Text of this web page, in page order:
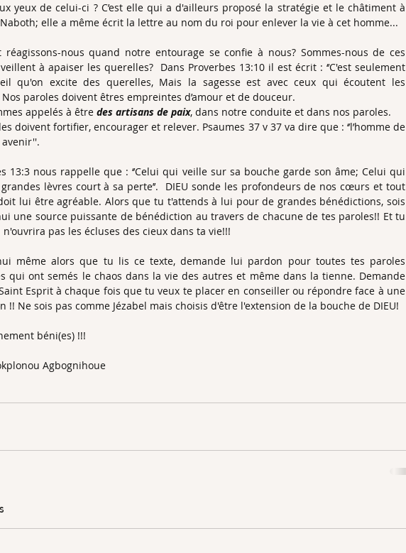
yeux de celui-ci ? C’est elle qui a d'ailleurs proposé la stratégie et le châtiment à
elle a même écrit la lettre au nom du roi pour enlever la vie à cet homme...
réagissons-nous quand notre entourage se confie à nous? Sommes-nous de ces
à apaiser les querelles?  Dans Proverbes 13:10 il est écrit : ‘’C'est seulement
qu'on excite des querelles, Mais la sagesse est avec ceux qui écoutent les
Nos paroles doivent êtres empreintes d’amour et de douceur.
appelés à être des artisans de paix, dans notre conduite et dans nos paroles.
doivent fortifier, encourager et relever. Psaumes 37 v 37 va dire que : ‘’l’homme de
lèvres court à sa perte’’.  DIEU sonde les profondeurs de nos cœurs et tout
lui être agréable. Alors que tu t'attends à lui pour de grandes bénédictions, sois
une source puissante de bénédiction au travers de chacune de tes paroles!! Et tu
pas les écluses des cieux dans ta vie!!!
même alors que tu lis ce texte, demande lui pardon pour toutes tes paroles
qui ont semés le chaos dans la vie des autres et même dans la tienne. Demande
Esprit à chaque fois que tu veux te placer en conseiller ou répondre face à une
!! Ne sois pas comme Jézabel mais choisis d'être l'extension de la bouche de DIEU!
béni(es) !!!
Agbognihoue